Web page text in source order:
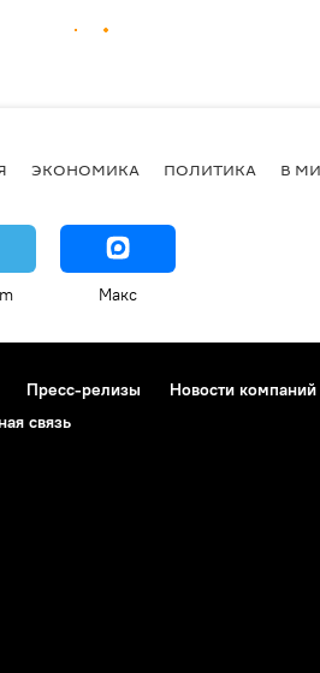
ЭКОНОМИКА ПОЛИТИКА В
Макс
Пресс-релизы Новости компаний
связь